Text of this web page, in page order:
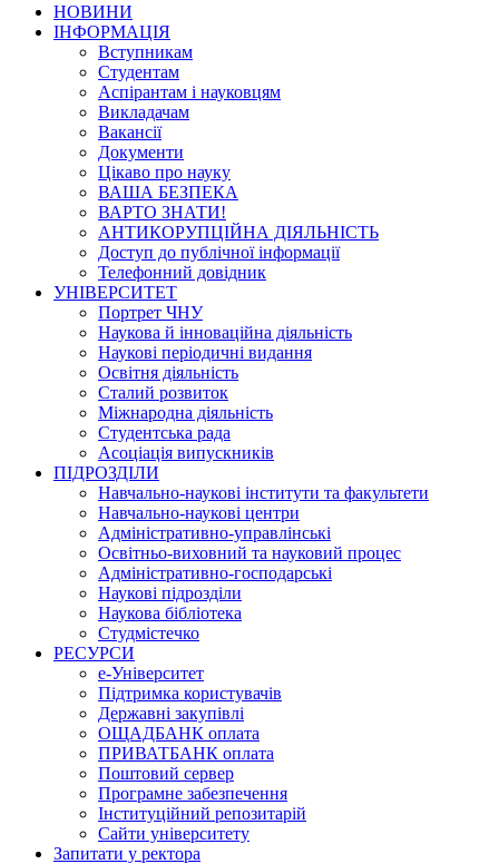
НОВИНИ
ІНФОРМАЦІЯ
Вступникам
Студентам
Аспірантам і науковцям
Викладачам
Вакансії
Документи
Цікаво про науку
ВАША БЕЗПЕКА
ВАРТО ЗНАТИ!
АНТИКОРУПЦІЙНА ДІЯЛЬНІСТЬ
Доступ до публічної інформації
Телефонний довідник
УНІВЕРСИТЕТ
Портрет ЧНУ
Наукова й інноваційна діяльність
Наукові періодичні видання
Освітня діяльність
Сталий розвиток
Міжнародна діяльність
Студентська рада
Асоціація випускників
ПІДРОЗДІЛИ
Навчально-наукові інститути та факультети
Навчально-наукові центри
Адміністративно-управлінські
Освітньо-виховний та науковий процес
Адміністративно-господарські
Наукові підрозділи
Наукова бібліотека
Студмістечко
РЕСУРСИ
е-Університет
Підтримка користувачів
Державні закупівлі
ОЩАДБАНК оплата
ПРИВАТБАНК оплата
Поштовий сервер
Програмне забезпечення
Інституційний репозитарій
Сайти університету
Запитати у ректора